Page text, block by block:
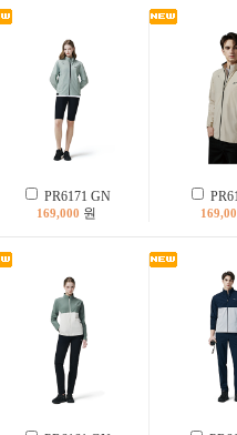
PR6171 GN
169,000 원